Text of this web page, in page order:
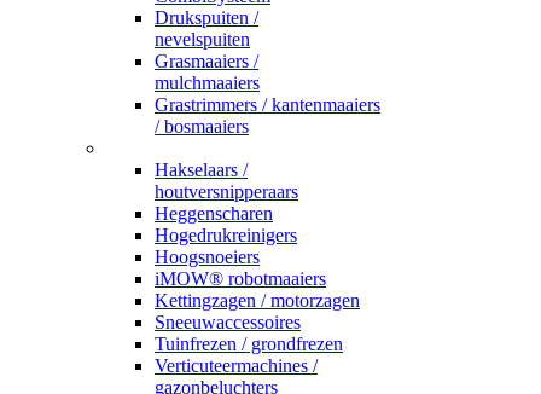
Drukspuiten /
nevelspuiten
Grasmaaiers /
mulchmaaiers
Grastrimmers / kantenmaaiers
/ bosmaaiers
Hakselaars /
houtversnipperaars
Heggenscharen
Hogedrukreinigers
Hoogsnoeiers
iMOW® robotmaaiers
Kettingzagen / motorzagen
Sneeuwaccessoires
Tuinfrezen / grondfrezen
Verticuteermachines /
gazonbeluchters